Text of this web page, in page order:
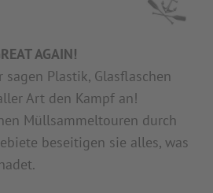
AGAIN!
sagen Plastik, Glasflaschen
Art den Kampf an!
Müllsammeltouren durch
beseitigen sie alles, was